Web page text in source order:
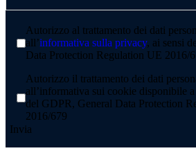
Autorizzo al trattamento dei dati
all’informativa sulla privacy, ai sensi
Data Protection Regulation UE 2016/
Autorizzo il trattamento dei dati
all’informativa sui cookie disponibile a
del GDPR, General Data Protection
2016/679